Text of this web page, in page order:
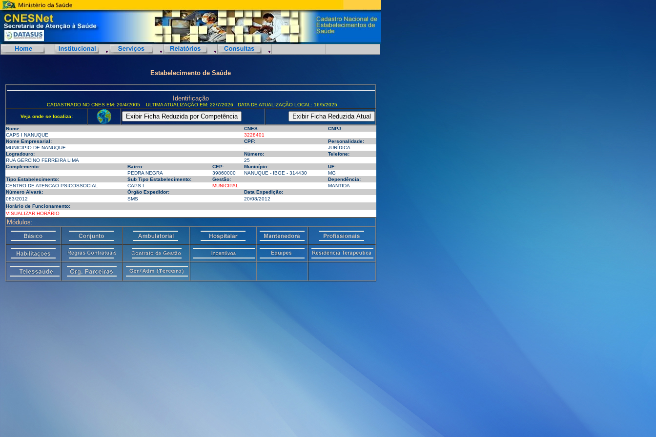
Estabelecimento de Saúde
Identificação
CADASTRADO NO CNES EM: 20/4/2005 ULTIMA ATUALIZAÇÃO EM: 22/7/2026 DATA DE ATUALIZAÇÃO LOCAL: 16/5/2025
Veja onde se localiza:
Nome: CNES:
CNPJ:
CAPS I NANUQUE
3228401
Nome Empresarial:
CPF:
Personalidade:
MUNICIPIO DE NANUQUE
--
JURÍDICA
Logradouro:
Número:
Telefone:
RUA GERCINO FERREIRA LIMA
25
Complemento:
Bairro: CEP: Município:
UF:
PEDRA NEGRA
39860000 NANUQUE - IBGE - 314430
MG
Tipo Estabelecimento:
Sub Tipo Estabelecimento: Gestão:
Dependência:
CENTRO DE ATENCAO PSICOSSOCIAL
CAPS I MUNICIPAL
MANTIDA
Número Alvará:
Órgão Expedidor:
Data Expedição:
083/2012
SMS
20/08/2012
Horário de Funcionamento:
VISUALIZAR HORÁRIO
Módulos: